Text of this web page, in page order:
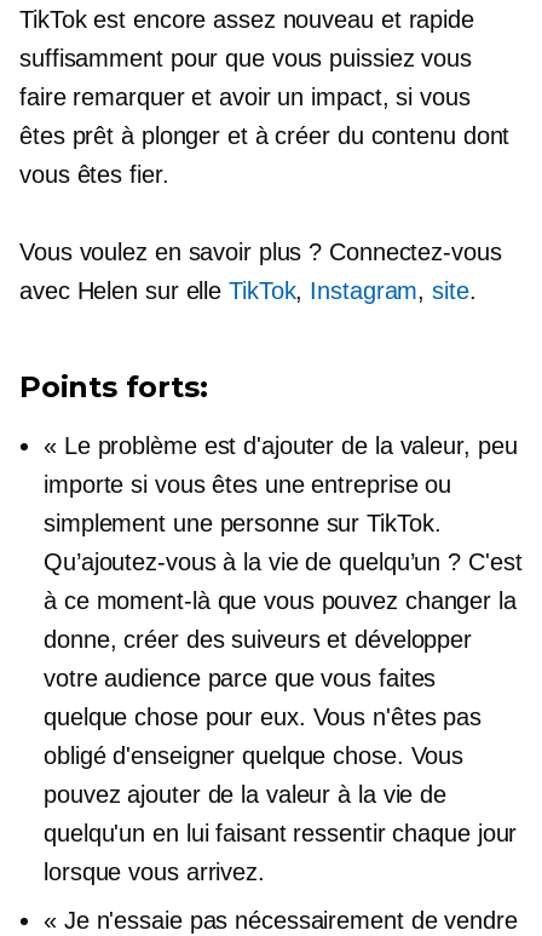
TikTok est encore assez nouveau et rapide
suffisamment pour que vous puissiez vous
faire remarquer et avoir un impact, si vous
êtes prêt à plonger et à créer du contenu dont
vous êtes fier.
Vous voulez en savoir plus ? Connectez-vous
avec Helen sur elle TikTok, Instagram,site.
Points forts:
« Le problème est d'ajouter de la valeur, peu
importe si vous êtes une entreprise ou
simplement une personne sur TikTok.
Qu’ajoutez-vous à la vie de quelqu’un ? C'est
à ce moment-là que vous pouvez changer la
donne, créer des suiveurs et développer
votre audience parce que vous faites
quelque chose pour eux. Vous n'êtes pas
obligé d'enseigner quelque chose. Vous
pouvez ajouter de la valeur à la vie de
quelqu'un en lui faisant ressentir chaque jour
lorsque vous arrivez.
« Je n'essaie pas nécessairement de vendre